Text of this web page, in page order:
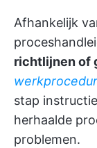
Afhankelijk
richtlijnen of
stap
herhaalde
problemen.